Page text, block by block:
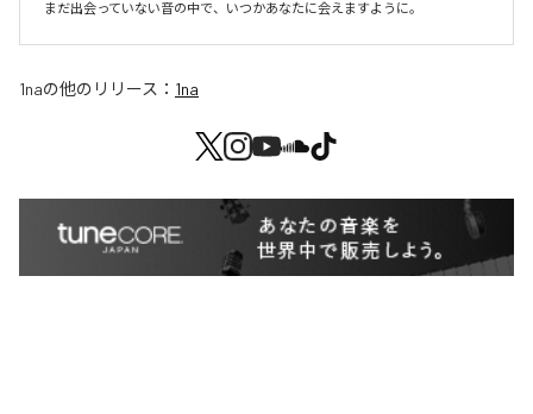
まだ出会っていない音の中で、いつかあなたに会えますように。
1naの他のリリース： 1na